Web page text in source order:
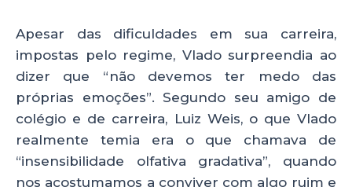
Apesar das dificuldades em sua carreira,
impostas pelo regime, Vlado surpreendia ao
dizer que “não devemos ter medo das
próprias emoções”. Segundo seu amigo de
colégio e de carreira, Luiz Weis, o que Vlado
realmente temia era o que chamava de
“insensibilidade olfativa gradativa”, quando
nos acostumamos a conviver com algo ruim e